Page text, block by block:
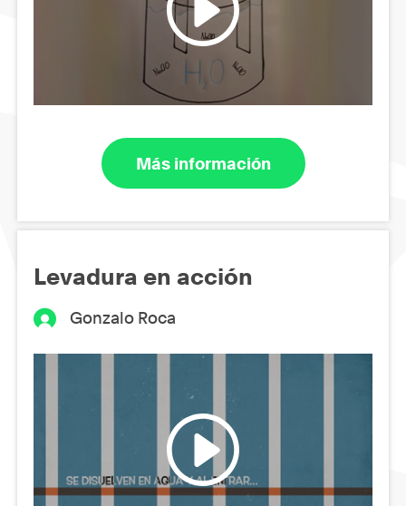
Más información
Levadura en acción
Gonzalo Roca